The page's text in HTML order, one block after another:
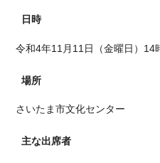
日時
令和4年11月11日（金曜日）14
場所
さいたま市文化センター
主な出席者